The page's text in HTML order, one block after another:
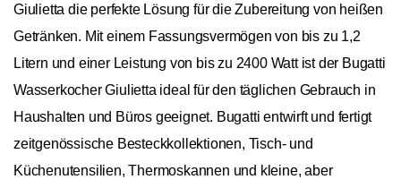
Giulietta die perfekte Lösung für die Zubereitung von heißen
Getränken. Mit einem Fassungsvermögen von bis zu 1,2
Litern und einer Leistung von bis zu 2400 Watt ist der Bugatti
Wasserkocher Giulietta ideal für den täglichen Gebrauch in
Haushalten und Büros geeignet. Bugatti entwirft und fertigt
zeitgenössische Besteckkollektionen, Tisch- und
Küchenutensilien, Thermoskannen und kleine, aber